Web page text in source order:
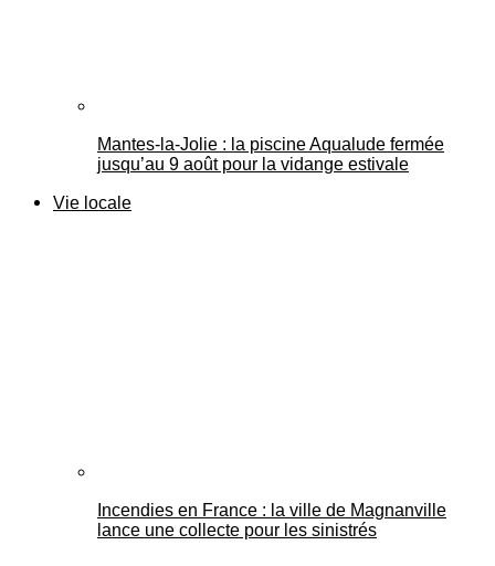
Mantes-la-Jolie : la piscine Aqualude fermée
jusqu’au 9 août pour la vidange estivale
Vie locale
Incendies en France : la ville de Magnanville
lance une collecte pour les sinistrés